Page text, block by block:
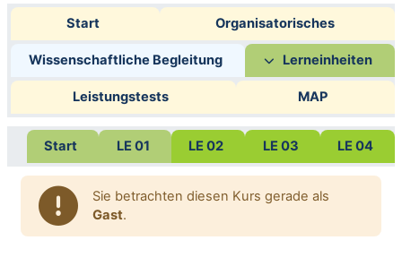
Abschnittsübersicht
Start Organisatorisches
Wissenschaftliche Begleitung Lerneinheiten
Leistungstests MAP
Start LE 01 LE 02 LE 03 LE 04
Sie betrachten diesen Kurs gerade als
Gast.